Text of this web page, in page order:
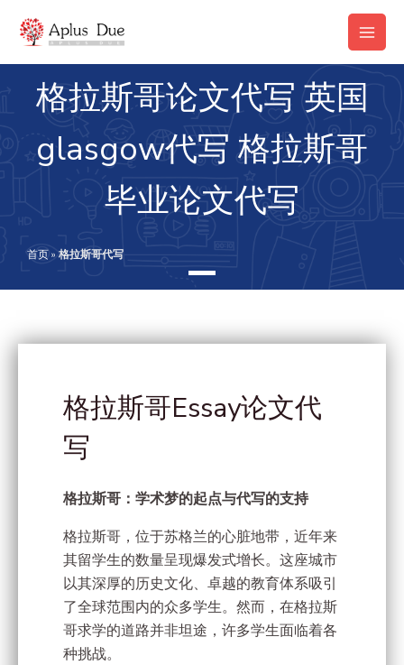
内
Main
格拉斯哥论文代写 英国
glasgow代写 格拉斯哥
毕业论文代写
首页» 格拉斯哥代写
格拉斯哥Essay论文代
写
格拉斯哥：学术梦的起点与代写的支持
格拉斯哥，位于苏格兰的心脏地带，近年来
其留学生的数量呈现爆发式增长。这座城市
以其深厚的历史文化、卓越的教育体系吸引
了全球范围内的众多学生。然而，在格拉斯
哥求学的道路并非坦途，许多学生面临着各
种挑战。